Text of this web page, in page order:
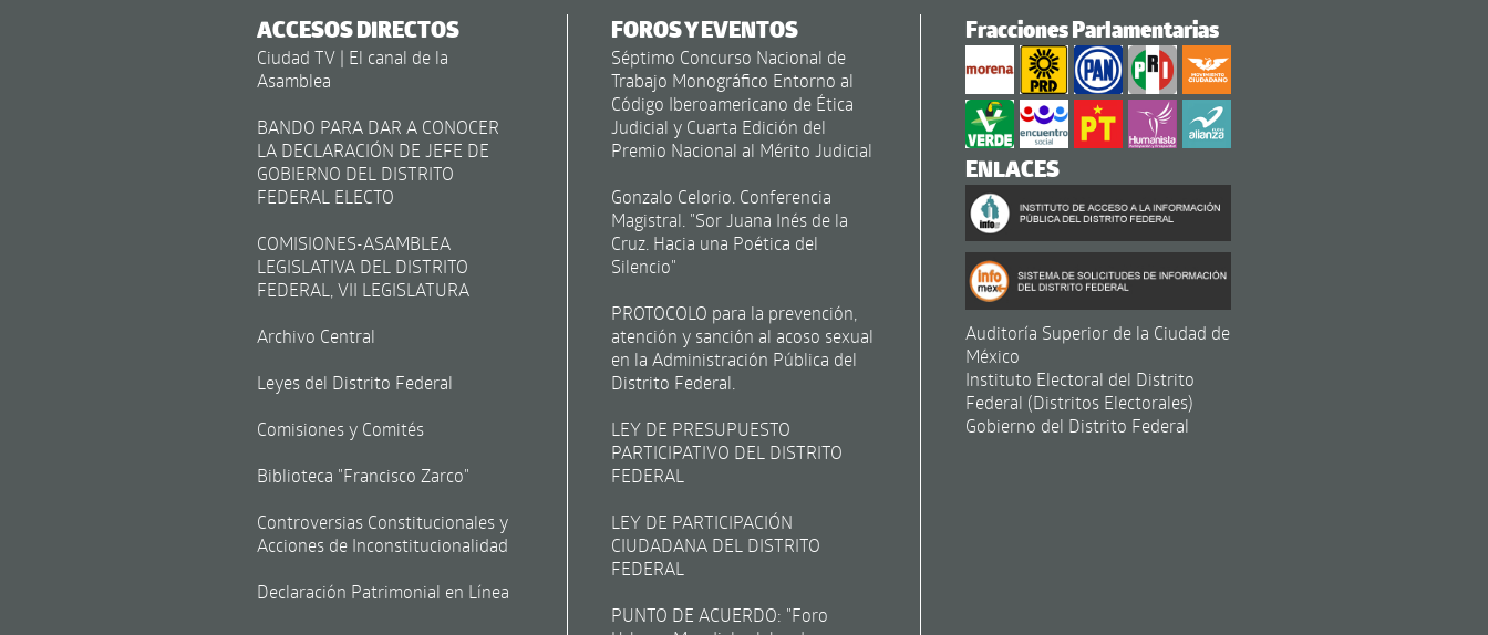
ACCESOS DIRECTOS
Ciudad TV | El canal de la
Asamblea
BANDO PARA DAR A CONOCER
LA DECLARACIÓN DE JEFE DE
GOBIERNO DEL DISTRITO
FEDERAL ELECTO
COMISIONES-ASAMBLEA
LEGISLATIVA DEL DISTRITO
FEDERAL, VII LEGISLATURA
Archivo Central
Leyes del Distrito Federal
Comisiones y Comités
Biblioteca "Francisco Zarco"
Controversias Constitucionales y
Acciones de Inconstitucionalidad
Declaración Patrimonial en Línea
FOROS Y EVENTOS
Séptimo Concurso Nacional de
Trabajo Monográfico Entorno al
Código Iberoamericano de Ética
Judicial y Cuarta Edición del
Premio Nacional al Mérito Judicial
Gonzalo Celorio. Conferencia
Magistral. "Sor Juana Inés de la
Cruz. Hacia una Poética del
Silencio"
PROTOCOLO para la prevención,
atención y sanción al acoso sexual
en la Administración Pública del
Distrito Federal.
LEY DE PRESUPUESTO
PARTICIPATIVO DEL DISTRITO
FEDERAL
LEY DE PARTICIPACIÓN
CIUDADANA DEL DISTRITO
FEDERAL
PUNTO DE ACUERDO: "Foro
Fracciones Parlamentarias
ENLACES
Auditoría Superior de la Ciudad de
México
Instituto Electoral del Distrito
Federal (Distritos Electorales)
Gobierno del Distrito Federal